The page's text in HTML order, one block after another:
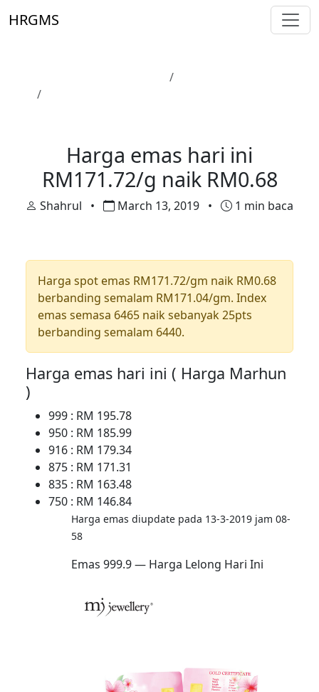
HRGMS
Harga emas hari ini
RM171.72/g naik RM0.68
Shahrul • March 13, 2019 • 1 min baca
Harga spot emas RM171.72/gm naik RM0.68
berbanding semalam RM171.04/gm. Index
emas semasa 6465 naik sebanyak 25pts
berbanding semalam 6440.
Harga emas hari ini ( Harga Marhun
)
999 : RM 195.78
950 : RM 185.99
916 : RM 179.34
875 : RM 171.31
835 : RM 163.48
750 : RM 146.84
Harga emas diupdate pada 13-3-2019 jam 08-
58
Emas 999.9 — Harga Lelong Hari Ini